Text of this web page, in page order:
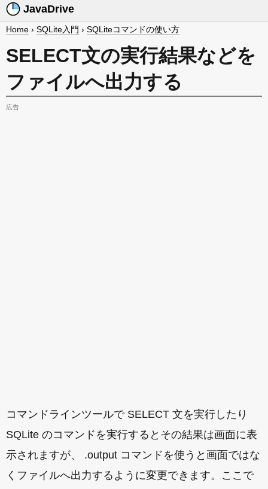
JavaDrive
Home › SQLite入門 › SQLiteコマンドの使い方
SELECT文の実行結果などを
ファイルへ出力する
広告
コマンドラインツールで SELECT 文を実行したり
SQLite のコマンドを実行するとその結果は画面に表
示されますが、 .output コマンドを使うと画面ではな
くファイルへ出力するように変更できます。ここで